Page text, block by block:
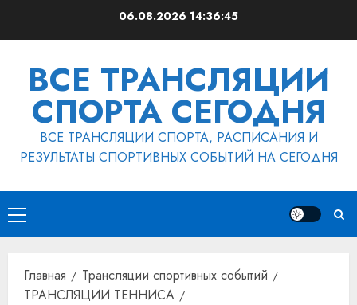
06.08.2026 14:36:46
ВСЕ ТРАНСЛЯЦИИ
СПОРТА СЕГОДНЯ
ВСЕ ТРАНСЛЯЦИИ СПОРТА, РАСПИСАНИЯ И
РЕЗУЛЬТАТЫ СПОРТИВНЫХ СОБЫТИЙ НА СЕГОДНЯ
Основное
меню
Главная
Трансляции спортивных событий
ТРАНСЛЯЦИИ ТЕННИСА